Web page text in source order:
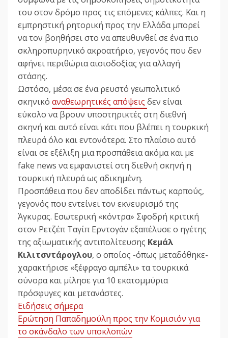
του στον δρόμο προς τις επόμενες κάλπες. Και η
εμπρηστική ρητορική προς την Ελλάδα μπορεί
να τον βοηθήσει στο να απευθυνθεί σε ένα πιο
σκληροπυρηνικό ακροατήριο, γεγονός που δεν
αφήνει περιθώρια αισιοδοξίας για αλλαγή
στάσης.
Ωστόσο, μέσα σε ένα ρευστό γεωπολιτικό
σκηνικό αναθεωρητικές απόψεις δεν είναι
εύκολο να βρουν υποστηρικτές στη διεθνή
σκηνή και αυτό είναι κάτι που βλέπει η τουρκική
πλευρά όλο και εντονότερα. Στο πλαίσιο αυτό
είναι σε εξέλιξη μια προσπάθεια ακόμα και με
fake news να εμφανιστεί στη διεθνή σκηνή η
τουρκική πλευρά ως αδικημένη.
Προσπάθεια που δεν αποδίδει πάντως καρπούς,
γεγονός που εντείνει τον εκνευρισμό της
Άγκυρας. Εσωτερική «κόντρα» Σφοδρή κριτική
στον Ρετζέπ Ταγίπ Ερντογάν εξαπέλυσε ο ηγέτης
της αξιωματικής αντιπολίτευσης Κεμάλ
Κιλιτσντάρογλου, ο οποίος -όπως μεταδόθηκε-
χαρακτήρισε «ξέφραγο αμπέλι» τα τουρκικά
σύνορα και μίλησε για 10 εκατομμύρια
πρόσφυγες και μετανάστες.
Ειδήσεις σήμερα
Ερώτηση Παπαδημούλη προς την Κομισιόν για
το σκάνδαλο των υποκλοπών